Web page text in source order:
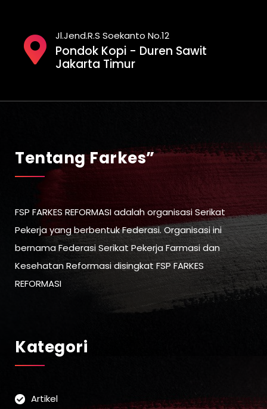
Jl.Jend.R.S Soekanto No.12
Pondok Kopi - Duren Sawit
Jakarta Timur
Tentang Farkes”
FSP FARKES REFORMASI adalah organisasi Serikat
Pekerja yang berbentuk Federasi. Organisasi ini
bernama Federasi Serikat Pekerja Farmasi dan
Kesehatan Reformasi disingkat FSP FARKES
REFORMASI
Kategori
Artikel